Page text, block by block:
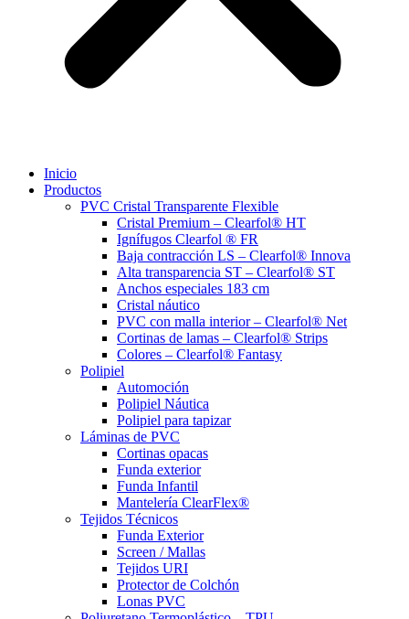
Inicio
Productos
PVC Cristal Transparente Flexible
Cristal Premium – Clearfol® HT
Ignífugos Clearfol ® FR
Baja contracción LS – Clearfol® Innova
Alta transparencia ST – Clearfol® ST
Anchos especiales 183 cm
Cristal náutico
PVC con malla interior – Clearfol® Net
Cortinas de lamas – Clearfol® Strips
Colores – Clearfol® Fantasy
Polipiel
Automoción
Polipiel Náutica
Polipiel para tapizar
Láminas de PVC
Cortinas opacas
Funda exterior
Funda Infantil
Mantelería ClearFlex®
Tejidos Técnicos
Funda Exterior
Screen / Mallas
Tejidos URI
Protector de Colchón
Lonas PVC